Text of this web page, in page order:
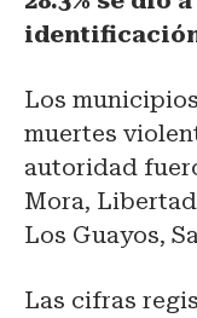
Los
muertes
autoridad
Mora,
Los Guayos,
Las cifras